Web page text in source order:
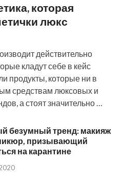
которая
люкс
действительно
кладут себе в кейс
продукты, которые ни в
средствам люксовых и
а стоят значительно …
безумный тренд: макияж
призывающий
на карантине